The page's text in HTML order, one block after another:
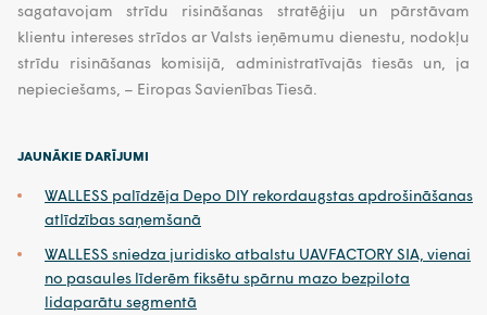
sagatavojam strīdu risināšanas stratēģiju un pārstāvam
klientu intereses strīdos ar Valsts ieņēmumu dienestu, nodokļu
strīdu risināšanas komisijā, administratīvajās tiesās un, ja
nepieciešams, – Eiropas Savienības Tiesā.
JAUNĀKIE DARĪJUMI
WALLESS palīdzēja Depo DIY rekordaugstas apdrošināšanas
atlīdzības saņemšanā
WALLESS sniedza juridisko atbalstu UAVFACTORY SIA, vienai
no pasaules līderēm fiksētu spārnu mazo bezpilota
lidaparātu segmentā